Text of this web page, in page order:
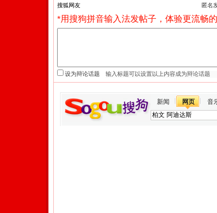
匿名
*用搜狗拼音输入法发帖子，体验更流畅
设为辩论话题
新闻 网页 音